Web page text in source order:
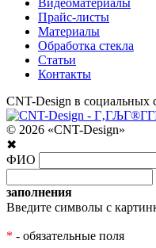
Видеоматериалы
Прайс-листы
Материалы
Обработка стекла
Статьи
Контакты
CNT-Design в социальных
© 2026 «CNT-Design»
✖
ФИО
заполнения
Введите символы с
* - обязательные поля